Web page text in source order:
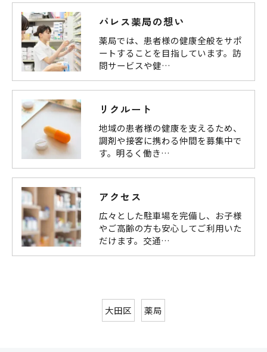
パレス薬局の想い
薬局では、患者様の健康全般をサポ
ートすることを目指しています。訪
問サービスや健…
リクルート
地域の患者様の健康を支えるため、
調剤や接客に携わる仲間を募集中で
す。明るく働き…
アクセス
広々とした駐車場を完備し、お子様
やご高齢の方も安心してご利用いた
だけます。交通…
大田区 薬局